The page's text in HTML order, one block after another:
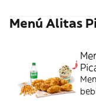
Menú Alitas